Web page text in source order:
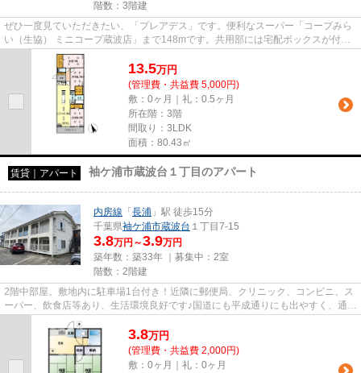
階数：3階建
ぜひ一度見ていただきたい、「プレアデス」です。便利なスーパー「コープみら
い（生協） ミニコープ蔵波店」まで148mです。共用部には宅配ボックスが付い
ているため、好きなタイミング...
13.5万円
(管理費・共益費 5,000円)
敷：0ヶ月｜礼：0.5ヶ月
所在階：3階
間取り：3LDK
面積：80.43㎡
賃貸｜アパート 袖ケ浦市蔵波台１丁目のアパート
内房線 「 長浦 」駅 徒歩15分
千葉県袖ケ浦市蔵波台 １丁目7-15
3.8万円～3.9万円
築年数：築33年 ｜募集中： 2室
階数：2階建
2階中部屋。敷地内に駐車場1台付き！近隣に郵便局、クリニック、コンビニ、ス
ーパー、飲食店等あり、生活環境良好です♪国道にも平成通りにも出やすく、通勤
に便利です！ご内見可能です...
3.8万円
(管理費・共益費 2,000円)
敷：0ヶ月｜礼：0ヶ月